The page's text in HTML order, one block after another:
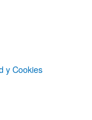
y Cookies